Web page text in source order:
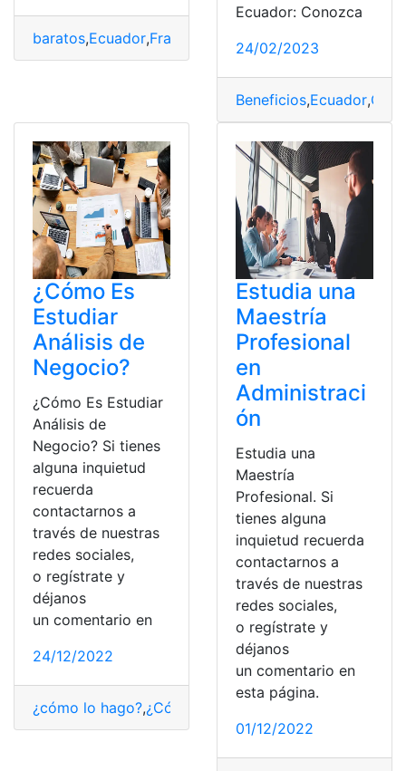
baratos,Ecuador,Franquicias invertir ,Negocios
Ecuador: Conozca
24/02/2023
Beneficios,Ecuador,
¿Cómo Es
Estudiar
Análisis de
Negocio?
¿Cómo Es Estudiar
Análisis de
Negocio? Si tienes
alguna inquietud
recuerda
contactarnos a
través de nuestras
redes sociales,
o regístrate y
déjanos
un comentario en
24/12/2022
¿cómo lo hago?,¿Cómo saber?
Estudia una
Maestría
Profesional
en
Administraci
ón
Estudia una
Maestría
Profesional. Si
tienes alguna
inquietud recuerda
contactarnos a
través de nuestras
redes sociales,
o regístrate y
déjanos
un comentario en
esta página.
01/12/2022